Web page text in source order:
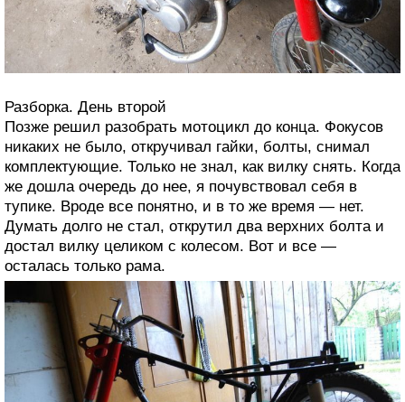
Разборка. День второй
Позже решил разобрать мотоцикл до конца. Фокусов
никаких не было, откручивал гайки, болты, снимал
комплектующие. Только не знал, как вилку снять. Когда
же дошла очередь до нее, я почувствовал себя в
тупике. Вроде все понятно, и в то же время — нет.
Думать долго не стал, открутил два верхних болта и
достал вилку целиком с колесом. Вот и все —
осталась только рама.